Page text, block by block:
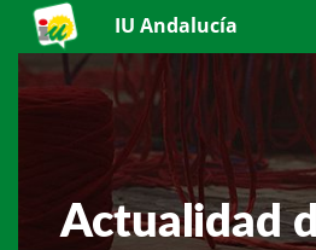
IU Andalucía
Actualidad